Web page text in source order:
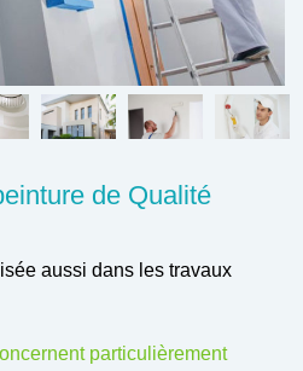
de Qualité
aussi dans les travaux
particulièrement